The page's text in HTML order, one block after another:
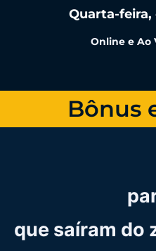
Quarta-feira,
Online e Ao
Bônus
que saíram do